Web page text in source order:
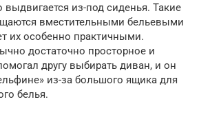
выдвигается из-под сиденья. Такие
вместительными бельевыми
их особенно практичными.
достаточно просторное и
другу выбирать диван, и он
из-за большого ящика для
белья.